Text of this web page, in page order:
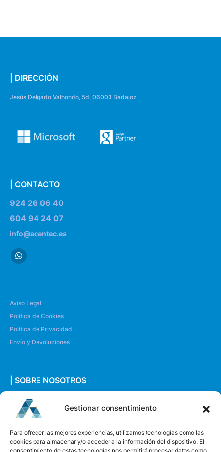
Gestionar consentimiento
Para ofrecer las mejores experiencias, utilizamos tecnologías como las
cookies para almacenar y/o acceder a la información del dispositivo. El
consentimiento de estas tecnologías nos permitirá procesar datos como
| DIRECCIÓN
Jesús Delgado Valhondo, 5d, 06003 Badajoz
| CONTACTO
924 26 06 40
604 94 24 07
info@acentec.es
Aviso Legal
Política de Cookies
Política de Privacidad
Envío y Devoluciones
| SOBRE NOSOTROS
Quiénes somos
Envíanos un mensaje